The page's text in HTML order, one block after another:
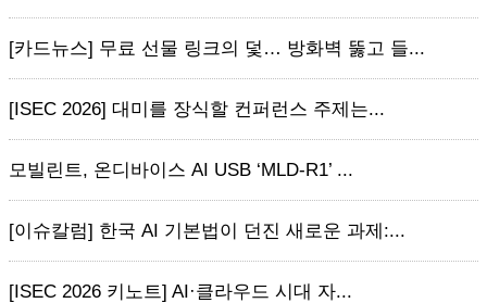
[카드뉴스] 무료 선물 링크의 덫… 방화벽 뚫고 들...
[ISEC 2026] 대미를 장식할 컨퍼런스 주제는...
모빌린트, 온디바이스 AI USB ‘MLD-R1’ ...
[이슈칼럼] 한국 AI 기본법이 던진 새로운 과제:...
[ISEC 2026 키노트] AI·클라우드 시대 자...